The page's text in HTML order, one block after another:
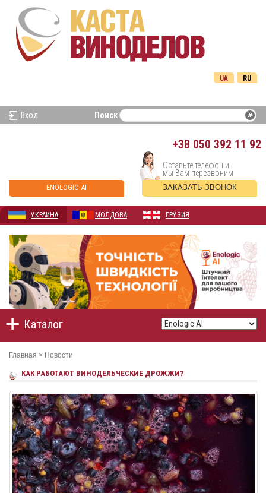
RU
UA
Вход Поиск
+38 050 392 11 92
ENOLOGIC AI
Оставьте телефон и
мы Вам перезвоним
ЗАКАЗАТЬ ЗВОНОК
УКРАИНА МОЛДОВА ГРУЗИЯ
Каталог
Главная > Новости
КАК РАБОТАЮТ ВИНОДЕЛЬЧЕСКИЕ ДРОЖЖИ?